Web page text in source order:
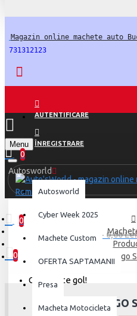
Magazin online machete auto
731312123
AUTENTIFICARE
ÎNREGISTRARE
Menu
0
0
0 produs(e) - 0,00 Lei
0
Coșul este gol!
Autosworld
Autosworld
Cyber Week 2025
Machete Custom
OFERTA SAPTAMANII
Presa
Macheta Motocicleta
Bburago
BBURAGO